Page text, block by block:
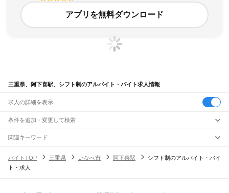
アプリを無料ダウンロード
三重県、阿下喜駅、シフト制のアルバイト・バイト求人情報
求人の詳細を表示
条件を追加・変更して検索
市区町村を追加・変更
三重県すべて
津市
駅を追加・変更
職種を追加・変更
関連キーワード
バイトTOP
三重県 いなべ市 阿下喜駅
シフト制のアルバイト・バイ
ト・求人